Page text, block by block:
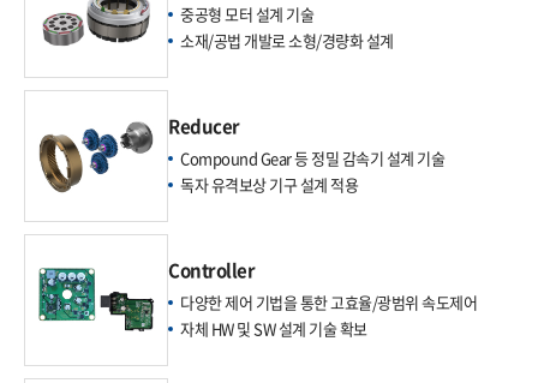
중공형 모터 설계 기술
소재/공법 개발로 소형/경량화 설계
Reducer
Compound Gear 등 정밀 감속기 설계 기술
독자 유격보상 기구 설계 적용
Controller
다양한 제어 기법을 통한 고효율/광범위 속도제어
자체 HW 및 SW 설계 기술 확보